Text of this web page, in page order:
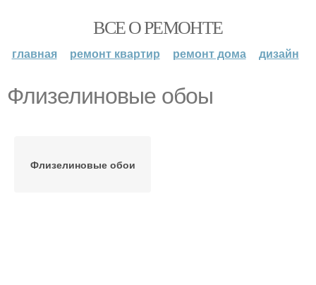
ВСЕ О РЕМОНТЕ
главная ремонт квартир ремонт дома дизайн
Флизелиновые обоы
Флизелиновые обои